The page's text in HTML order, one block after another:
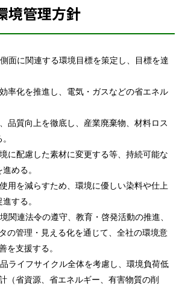
境管理方針
面に関連する環境目標を策定し、目標を達
率化を推進し、電気・ガスなどの省エネル
品質向上を徹底し、産業廃棄物、材料ロス
に配慮した素材に変更する等、持続可能な
める。
用を減らすため、環境に優しい染料や仕上
する。
関連法令の遵守、教育・啓発活動の推進、
の管理・見える化を通じて、全社の環境意
を支援する。
ライフサイクル全体を考慮し、環境負荷低
（省資源、省エネルギー、有害物質の削